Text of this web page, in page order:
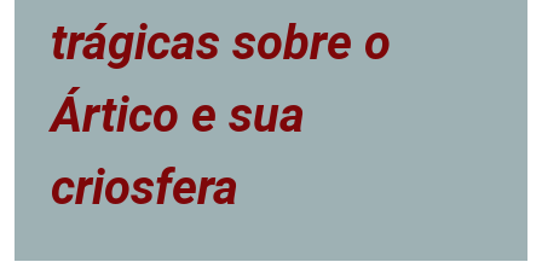
trágicas sobre o
Ártico e sua
criosfera